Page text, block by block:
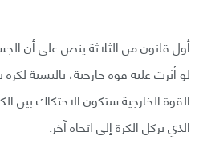
أول قانون من الثلاثة ينص على أن
لو أثرت عليه قوة خارجية، بالنسبة
القوة الخارجية ستكون الاحتكاك بين
الذي يركل الكرة إلى اتجاه آخر.